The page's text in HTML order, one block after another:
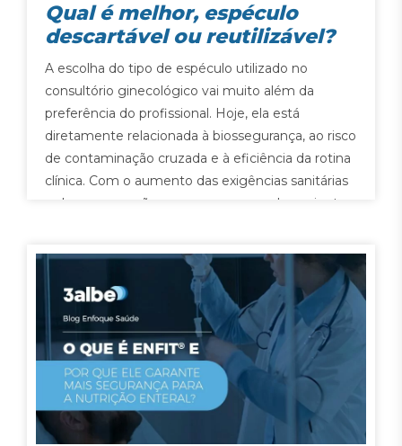
Qual é melhor, espéculo
descartável ou reutilizável?
A escolha do tipo de espéculo utilizado no
consultório ginecológico vai muito além da
preferência do profissional. Hoje, ela está
diretamente relacionada à biossegurança, ao risco
de contaminação cruzada e à eficiência da rotina
clínica. Com o aumento das exigências sanitárias
e da preocupação com a segurança do paciente,